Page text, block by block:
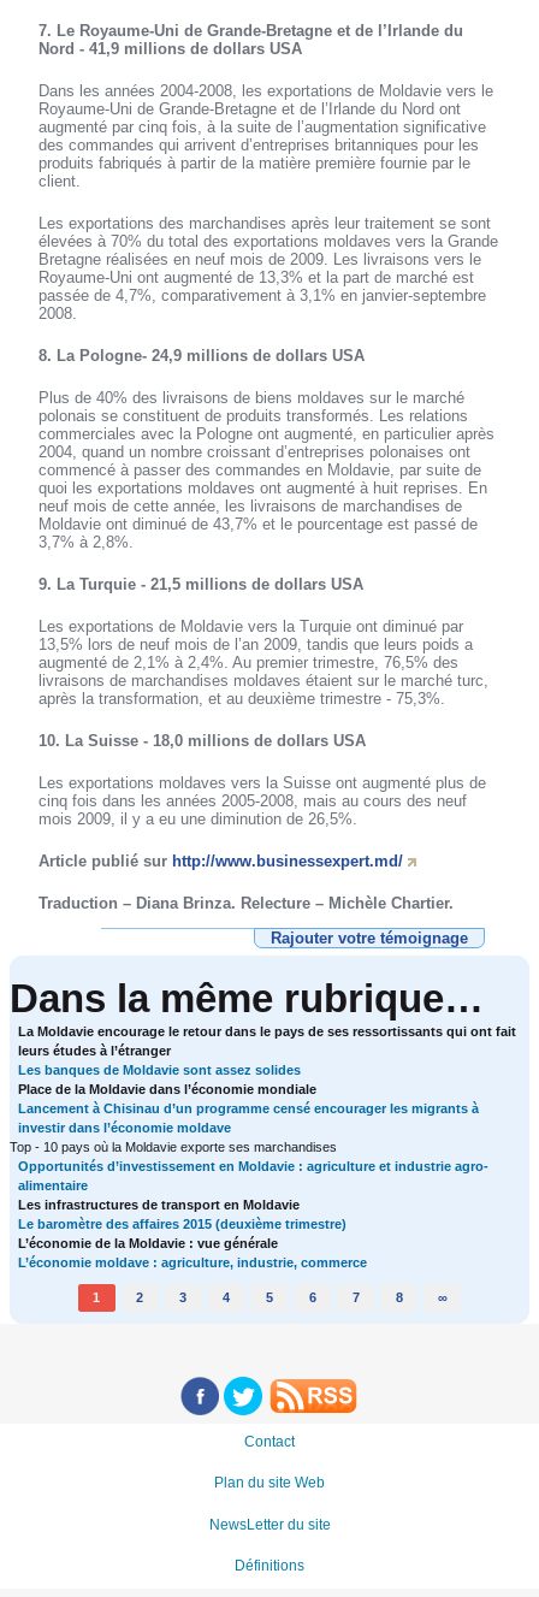
7. Le Royaume-Uni de Grande-Bretagne et de l’Irlande du
Nord - 41,9 millions de dollars USA
Dans les années 2004-2008, les exportations de Moldavie vers le
Royaume-Uni de Grande-Bretagne et de l’Irlande du Nord ont
augmenté par cinq fois, à la suite de l’augmentation significative
des commandes qui arrivent d’entreprises britanniques pour les
produits fabriqués à partir de la matière première fournie par le
client.
Les exportations des marchandises après leur traitement se sont
élevées à 70% du total des exportations moldaves vers la Grande
Bretagne réalisées en neuf mois de 2009. Les livraisons vers le
Royaume-Uni ont augmenté de 13,3% et la part de marché est
passée de 4,7%, comparativement à 3,1% en janvier-septembre
2008.
8. La Pologne- 24,9 millions de dollars USA
Plus de 40% des livraisons de biens moldaves sur le marché
polonais se constituent de produits transformés. Les relations
commerciales avec la Pologne ont augmenté, en particulier après
2004, quand un nombre croissant d’entreprises polonaises ont
commencé à passer des commandes en Moldavie, par suite de
quoi les exportations moldaves ont augmenté à huit reprises. En
neuf mois de cette année, les livraisons de marchandises de
Moldavie ont diminué de 43,7% et le pourcentage est passé de
3,7% à 2,8%.
9. La Turquie - 21,5 millions de dollars USA
Les exportations de Moldavie vers la Turquie ont diminué par
13,5% lors de neuf mois de l’an 2009, tandis que leurs poids a
augmenté de 2,1% à 2,4%. Au premier trimestre, 76,5% des
livraisons de marchandises moldaves étaient sur le marché turc,
après la transformation, et au deuxième trimestre - 75,3%.
10. La Suisse - 18,0 millions de dollars USA
Les exportations moldaves vers la Suisse ont augmenté plus de
cinq fois dans les années 2005-2008, mais au cours des neuf
mois 2009, il y a eu une diminution de 26,5%.
Article publié sur http://www.businessexpert.md/
Traduction – Diana Brinza. Relecture – Michèle Chartier.
Rajouter votre témoignage
Dans la même rubrique…
La Moldavie encourage le retour dans le pays de ses ressortissants qui ont fait
leurs études à l’étranger
Les banques de Moldavie sont assez solides
Place de la Moldavie dans l’économie mondiale
Lancement à Chisinau d’un programme censé encourager les migrants à
investir dans l’économie moldave
Top - 10 pays où la Moldavie exporte ses marchandises
Opportunités d’investissement en Moldavie : agriculture et industrie agro-
alimentaire
Les infrastructures de transport en Moldavie
Le baromètre des affaires 2015 (deuxième trimestre)
L’économie de la Moldavie : vue générale
L’économie moldave : agriculture, industrie, commerce
1 2 3 4 5 6 7 8 ∞
Contact
Plan du site Web
NewsLetter du site
Définitions